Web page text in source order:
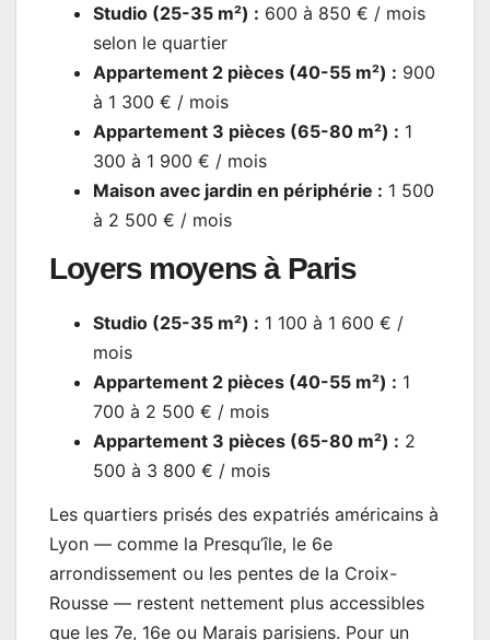
Studio (25-35 m²) : 600 à 850 € / mois
selon le quartier
Appartement 2 pièces (40-55 m²) : 900
à 1 300 € / mois
Appartement 3 pièces (65-80 m²) : 1
300 à 1 900 € / mois
Maison avec jardin en périphérie : 1 500
à 2 500 € / mois
Loyers moyens à Paris
Studio (25-35 m²) : 1 100 à 1 600 € /
mois
Appartement 2 pièces (40-55 m²) : 1
700 à 2 500 € / mois
Appartement 3 pièces (65-80 m²) : 2
500 à 3 800 € / mois
Les quartiers prisés des expatriés américains à
Lyon — comme la Presqu’île, le 6e
arrondissement ou les pentes de la Croix-
Rousse — restent nettement plus accessibles
que les 7e, 16e ou Marais parisiens. Pour un